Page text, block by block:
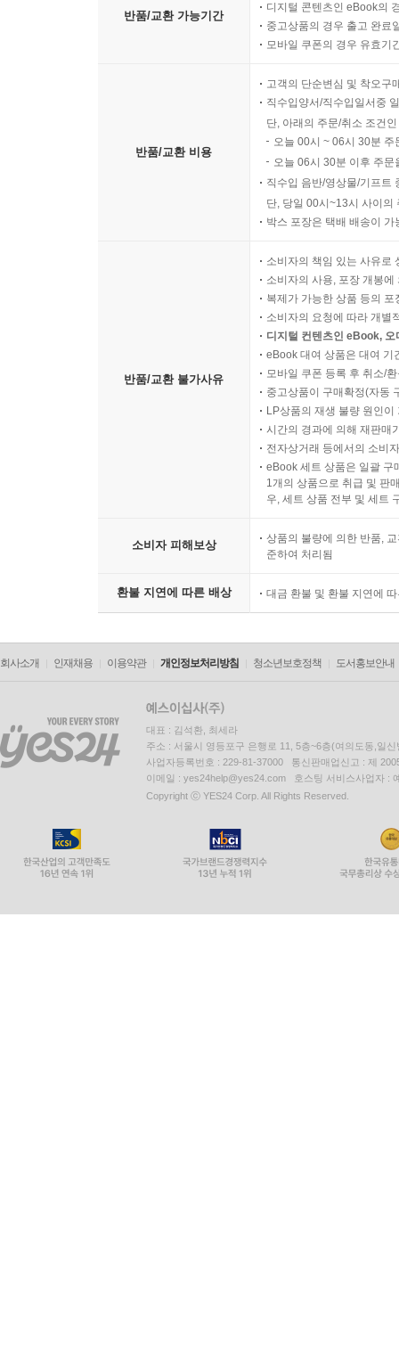
반품/교환 가능기간
디지털 콘텐츠인 eBook의
중고상품의 경우 출고 완료
모바일 쿠폰의 경우 유효기
반품/교환 비용
고객의 단순변심 및 착오구
직수입양서/직수입일서중
단, 아래의 주문/취소 조건
오늘 00시 ~ 06시 30분
오늘 06시 30분 이후 주
직수입 음반/영상물/기프트
단, 당일 00시~13시 사이의
박스 포장은 택배 배송이
반품/교환 불가사유
소비자의 책임 있는 사유로
소비자의 사용, 포장 개봉
복제가 가능한 상품 등의
소비자의 요청에 따라 개별
디지털 컨텐츠인 eBook,
eBook 대여 상품은 대여 기
모바일 쿠폰 등록 후 취소/
중고상품이 구매확정(자동
LP상품의 재생 불량 원인
시간의 경과에 의해 재판매
전자상거래 등에서의 소비
eBook 세트 상품은 일괄 구
1개의 상품으로 취급 및 판
우, 세트 상품 전부 및 세트
소비자 피해보상
상품의 불량에 의한 반품,
준하여 처리됨
환불 지연에 따른 배상 대금 환불 및 환불 지연에
회사소개 인재채용 이용약관 개인정보처리방침 청소년보호정책 도서홍보안내
대표 : 김석환, 최세라
주소 : 서울시 영등포구 은행로 11, 5층~6층(여의도동,일신
사업자등록번호 : 229-81-37000 통신판매업신고 : 제
이메일 : yes24help@yes24.com 호스팅 서비스사업자 :
Copyright ⓒ YES24 Corp. All Rights Reserved.